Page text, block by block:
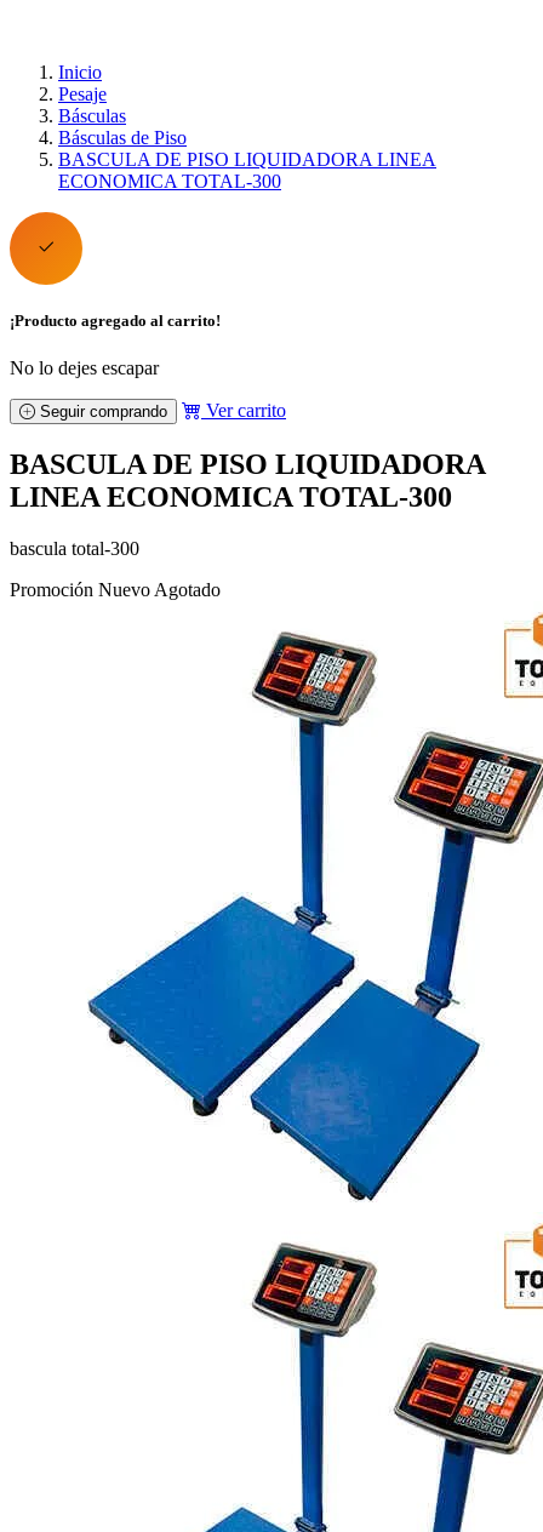
Inicio
Pesaje
Básculas
Básculas de Piso
BASCULA DE PISO LIQUIDADORA LINEA
ECONOMICA TOTAL-300
¡Producto agregado al carrito!
No lo dejes escapar
Seguir comprando Ver carrito
BASCULA DE PISO LIQUIDADORA
LINEA ECONOMICA TOTAL-300
bascula total-300
Promoción Nuevo Agotado